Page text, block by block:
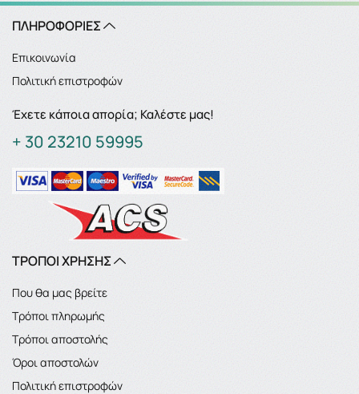
ΠΛΗΡΟΦΟΡΙΕΣ
Επικοινωνία
Πολιτική επιστροφών
Έχετε κάποια απορία; Καλέστε μας!
+ 30 23210 59995
ΤΡΟΠΟΙ ΧΡΗΣΗΣ
Που θα μας βρείτε
Τρόποι πληρωμής
Τρόποι αποστολής
Όροι αποστολών
Πολιτική επιστροφών